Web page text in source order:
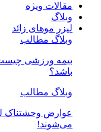
مقالات ویژه
وبلاگ
لیزر موهای زائد
وبلاگ مطالب
بیمه ورزشی چیست
باشد؟
وبلاگ مطالب
عوارض وحشتناک
می‌شوند!